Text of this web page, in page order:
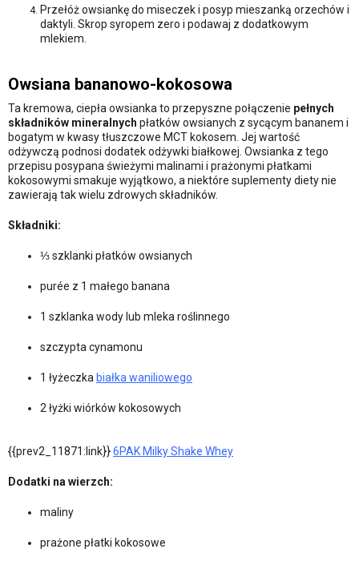
Przełóż owsiankę do miseczek i posyp mieszanką orzechów i
daktyli. Skrop syropem zero i podawaj z dodatkowym
mlekiem.
Owsiana bananowo-kokosowa
Ta kremowa, ciepła owsianka to przepyszne połączenie pełnych
składników mineralnych płatków owsianych z sycącym bananem i
bogatym w kwasy tłuszczowe MCT kokosem. Jej wartość
odżywczą podnosi dodatek odżywki białkowej. Owsianka z tego
przepisu posypana świeżymi malinami i prażonymi płatkami
kokosowymi smakuje wyjątkowo, a niektóre suplementy diety nie
zawierają tak wielu zdrowych składników.
Składniki:
⅓ szklanki płatków owsianych
purée z 1 małego banana
1 szklanka wody lub mleka roślinnego
szczypta cynamonu
1 łyżeczka białka waniliowego
2 łyżki wiórków kokosowych
{{prev2_11871:link}}6PAK Milky Shake Whey
Dodatki na wierzch:
maliny
prażone płatki kokosowe